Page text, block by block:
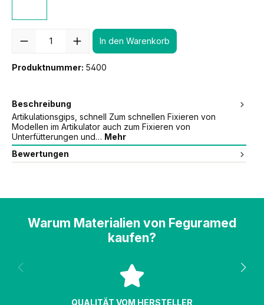
In den Warenkorb
Produktnummer: 5400
Beschreibung
Artikulationsgips, schnell Zum schnellen Fixieren von
Modellen im Artikulator auch zum Fixieren von
Unterfütterungen und… Mehr
Bewertungen
Warum Materialien von Feguramed
kaufen?
QUALITÄT VOM HERSTELLER